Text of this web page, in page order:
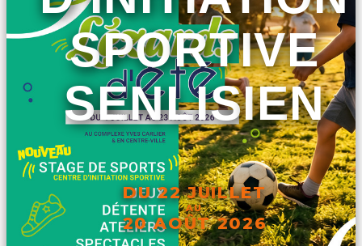
SPORTIVE
SENLISIEN
DU 22 JUILLET
AU
20 AOÛT 2026